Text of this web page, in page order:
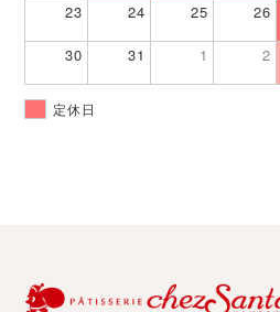
23 24 25 26
30 31 1 2
定休日